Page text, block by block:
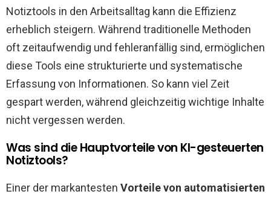
Notiztools in den Arbeitsalltag kann die Effizienz
erheblich steigern. Während traditionelle Methoden
oft zeitaufwendig und fehleranfällig sind, ermöglichen
diese Tools eine strukturierte und systematische
Erfassung von Informationen. So kann viel Zeit
gespart werden, während gleichzeitig wichtige Inhalte
nicht vergessen werden.
Was sind die Hauptvorteile von KI-gesteuerten
Notiztools?
Einer der markantesten Vorteile von automatisierten